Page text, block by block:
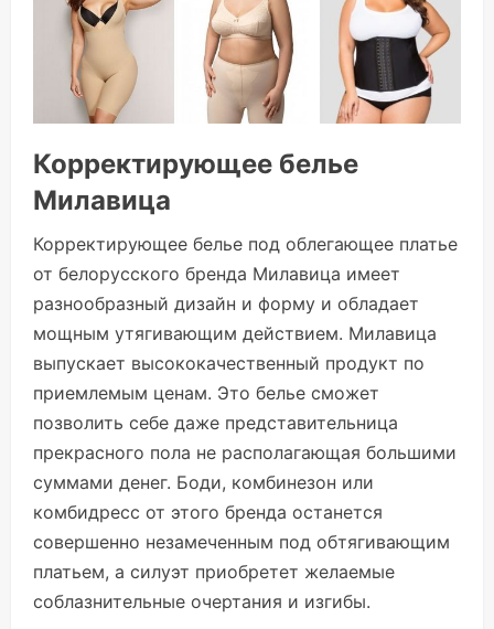
Корректирующее белье
Милавица
Корректирующее белье под облегающее платье
от белорусского бренда Милавица имеет
разнообразный дизайн и форму и обладает
мощным утягивающим действием. Милавица
выпускает высококачественный продукт по
приемлемым ценам. Это белье сможет
позволить себе даже представительница
прекрасного пола не располагающая большими
суммами денег. Боди, комбинезон или
комбидресс от этого бренда останется
совершенно незамеченным под обтягивающим
платьем, а силуэт приобретет желаемые
соблазнительные очертания и изгибы.